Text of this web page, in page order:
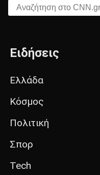
Αναζήτηση στο CNN.gr
Ειδήσεις
Ελλάδα
Κόσμος
Πολιτική
Σπορ
Tech